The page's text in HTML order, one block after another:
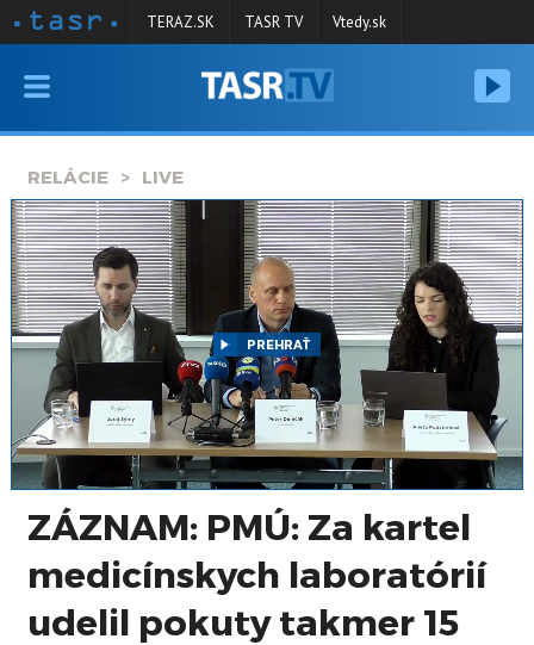
VYSIELANIE
SPRAVODAJSTVO
KONTAKT
ARCHÍV
TERAZ.SK TASR TV Vtedy.sk
RELÁCIE LIVE
PREHRAŤ
ZÁZNAM: PMÚ: Za kartel
medicínskych laboratórií
udelil pokuty takmer 15